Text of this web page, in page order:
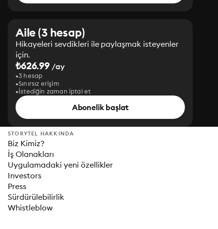
Aile (3 hesap)
Hikayeleri sevdikleri ile paylaşmak isteyenler
için.
₺626.99 /ay
3 hesap
Sınırsız erişim
İstediğin zaman iptal et
Abonelik başlat
STORYTEL HAKKINDA
Biz Kimiz?
İş Olanakları
Uygulamadaki yeni özellikler
Investors
Press
Sürdürülebilirlik
Whistleblow